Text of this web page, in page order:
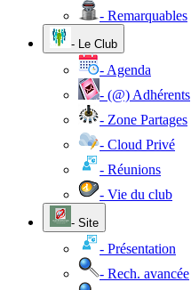
- Remarquables
- Le Club
- Agenda
- (@) Adhérents
- Zone Partages
- Cloud Privé
- Réunions
- Vie du club
- Site
- Présentation
- Rech. avancée